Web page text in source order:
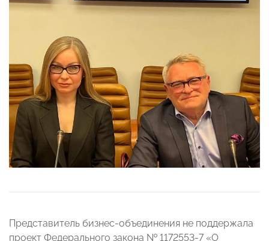
Представитель бизнес-объединения не поддержала
проект Федерального закона № 1172553-7 «О